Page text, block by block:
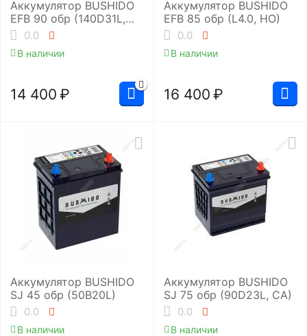
Аккумулятор BUSHIDO
EFB 90 обр (140D31L,
CA)0.0
В наличии
14 400 ₽
Аккумулятор BUSHIDO
EFB 85 обр (L4.0, HO)
0.0
В наличии
16 400 ₽
Аккумулятор BUSHIDO
SJ 45 обр (50B20L)
0.0
В наличии
Аккумулятор BUSHIDO
SJ 75 обр (90D23L, CA)
0.0
В наличии